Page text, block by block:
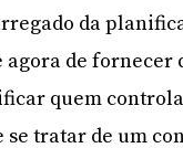
da
agora de
quem
tratar de um